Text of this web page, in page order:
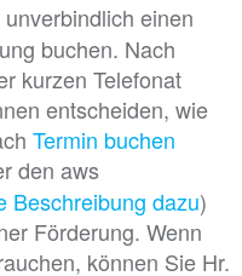
einen
buchen. Nach
kurzen Telefonat
entscheiden, wie
Termin buchen
den aws
Beschreibung dazu)
Förderung. Wenn
können Sie Hr.